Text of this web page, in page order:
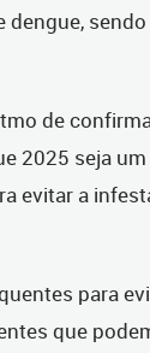
de
2025 seja
evitar a
para
que